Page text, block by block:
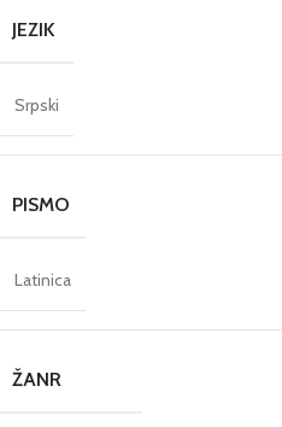
JEZIK
Srpski
PISMO
Latinica
ŽANR